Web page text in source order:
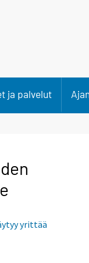
ja palvelut
yrittää